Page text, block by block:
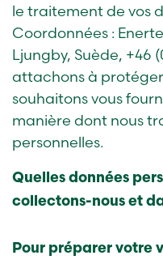
le traitement de vos
Coordonnées :
Ljungby, Suède, +46
attachons à
souhaitons vous
manière dont nous
personnelles.
Quelles données
collectons-nous et
Pour préparer votre